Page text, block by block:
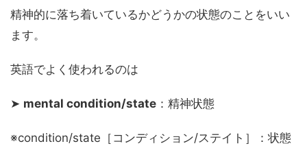
精神的に落ち着いているかどうかの状態のことをいい
ます。
英語でよく使われるのは
➤ mental condition/state ：精神状態
※condition/state［コンディション/ステイト］：状態